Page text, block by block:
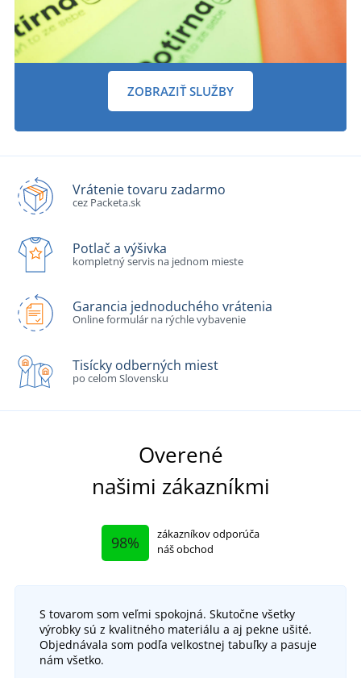
ZOBRAZIŤ SLUŽBY
Vrátenie tovaru zadarmo
cez Packeta.sk
Potlač a výšivka
kompletný servis na jednom mieste
Garancia jednoduchého vrátenia
Online formulár na rýchle vybavenie
Tisícky odberných miest
po celom Slovensku
Overené
našimi zákazníkmi
98%
zákazníkov odporúča
náš obchod
S tovarom som veľmi spokojná. Skutočne všetky
výrobky sú z kvalitného materiálu a aj pekne ušité.
Objednávala som podľa velkostnej tabuľky a pasuje
nám všetko.